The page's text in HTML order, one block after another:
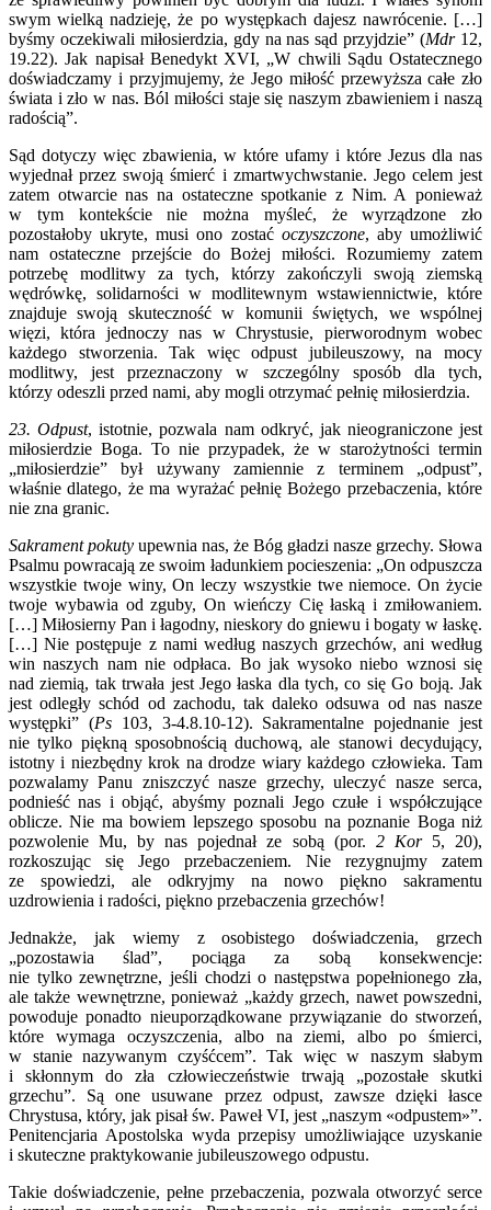
swym wielką nadzieję, że po występkach dajesz nawrócenie. […]
byśmy oczekiwali miłosierdzia, gdy na nas sąd przyjdzie” (Mdr12,
19.22). Jak napisał Benedykt XVI, „W chwili Sądu Ostatecznego
doświadczamy i przyjmujemy, że Jego miłość przewyższa całe zło
świata i zło w nas. Ból miłości staje się naszym zbawieniem i naszą
radością”.
Sąd dotyczy więc zbawienia, w które ufamy i które Jezus dla nas
wyjednał przez swoją śmierć i zmartwychwstanie. Jego celem jest
zatem otwarcie nas na ostateczne spotkanie z Nim. A ponieważ
w tym kontekście nie można myśleć, że wyrządzone zło
pozostałoby ukryte, musi ono zostać oczyszczone, aby umożliwić
nam ostateczne przejście do Bożej miłości. Rozumiemy zatem
potrzebę modlitwy za tych, którzy zakończyli swoją ziemską
wędrówkę, solidarności w modlitewnym wstawiennictwie, które
znajduje swoją skuteczność w komunii świętych, we wspólnej
więzi, która jednoczy nas w Chrystusie, pierworodnym wobec
każdego stworzenia. Tak więc odpust jubileuszowy, na mocy
modlitwy, jest przeznaczony w szczególny sposób dla tych,
którzy odeszli przed nami, aby mogli otrzymać pełnię miłosierdzia.
23. Odpust, istotnie, pozwala nam odkryć, jak nieograniczone jest
miłosierdzie Boga. To nie przypadek, że w starożytności termin
„miłosierdzie” był używany zamiennie z terminem „odpust”,
właśnie dlatego, że ma wyrażać pełnię Bożego przebaczenia, które
nie zna granic.
Sakrament pokuty upewnia nas, że Bóg gładzi nasze grzechy. Słowa
Psalmu powracają ze swoim ładunkiem pocieszenia: „On odpuszcza
wszystkie twoje winy, On leczy wszystkie twe niemoce. On życie
twoje wybawia od zguby, On wieńczy Cię łaską i zmiłowaniem.
[…] Miłosierny Pan i łagodny, nieskory do gniewu i bogaty w łaskę.
[…] Nie postępuje z nami według naszych grzechów, ani według
win naszych nam nie odpłaca. Bo jak wysoko niebo wznosi się
nad ziemią, tak trwała jest Jego łaska dla tych, co się Go boją. Jak
jest odległy schód od zachodu, tak daleko odsuwa od nas nasze
występki” (Ps103, 3-4.8.10-12). Sakramentalne pojednanie jest
nie tylko piękną sposobnością duchową, ale stanowi decydujący,
istotny i niezbędny krok na drodze wiary każdego człowieka. Tam
pozwalamy Panu zniszczyć nasze grzechy, uleczyć nasze serca,
podnieść nas i objąć, abyśmy poznali Jego czułe i współczujące
oblicze. Nie ma bowiem lepszego sposobu na poznanie Boga niż
pozwolenie Mu, by nas pojednał ze sobą (por. 2 Kor5, 20),
rozkoszując się Jego przebaczeniem. Nie rezygnujmy zatem
ze spowiedzi, ale odkryjmy na nowo piękno sakramentu
uzdrowienia i radości, piękno przebaczenia grzechów!
Jednakże, jak wiemy z osobistego doświadczenia, grzech
„pozostawia ślad”, pociąga za sobą konsekwencje:
nie tylko zewnętrzne, jeśli chodzi o następstwa popełnionego zła,
ale także wewnętrzne, ponieważ „każdy grzech, nawet powszedni,
powoduje ponadto nieuporządkowane przywiązanie do stworzeń,
które wymaga oczyszczenia, albo na ziemi, albo po śmierci,
w stanie nazywanym czyśćcem”. Tak więc w naszym słabym
i skłonnym do zła człowieczeństwie trwają „pozostałe skutki
grzechu”. Są one usuwane przez odpust, zawsze dzięki łasce
Chrystusa, który, jak pisał św. Paweł VI, jest „naszym «odpustem»”.
Penitencjaria Apostolska wyda przepisy umożliwiające uzyskanie
i skuteczne praktykowanie jubileuszowego odpustu.
Takie doświadczenie, pełne przebaczenia, pozwala otworzyć serce